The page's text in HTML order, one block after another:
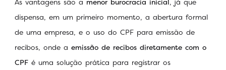
dispensa, em um primeiro momento, a abertura formal
de uma empresa, e o uso do CPF para emissão de
recibos, onde a emissão de recibos diretamente com o
CPF é uma solução prática para registrar os